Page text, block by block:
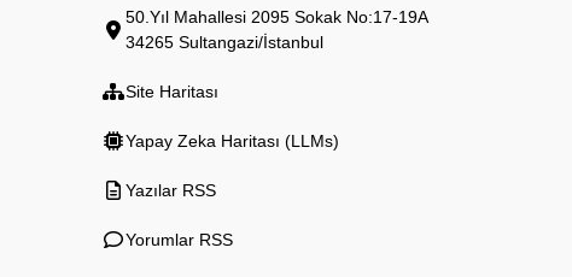
50.Yıl Mahallesi 2095 Sokak No:17-19A
34265 Sultangazi/İstanbul
Site Haritası
Yapay Zeka Haritası (LLMs)
Yazılar RSS
Yorumlar RSS